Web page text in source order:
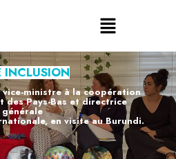
ministre à la coopération
des Pays-Bas et directrice
générale
en visite au Burundi.
INCLUSION